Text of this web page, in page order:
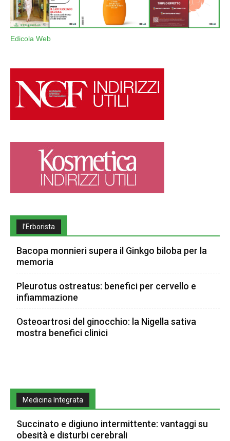
Edicola Web
l’Erborista
Bacopa monnieri supera il Ginkgo biloba per la
memoria
Pleurotus ostreatus: benefici per cervello e
infiammazione
Osteoartrosi del ginocchio: la Nigella sativa
mostra benefici clinici
Medicina Integrata
Succinato e digiuno intermittente: vantaggi su
obesità e disturbi cerebrali